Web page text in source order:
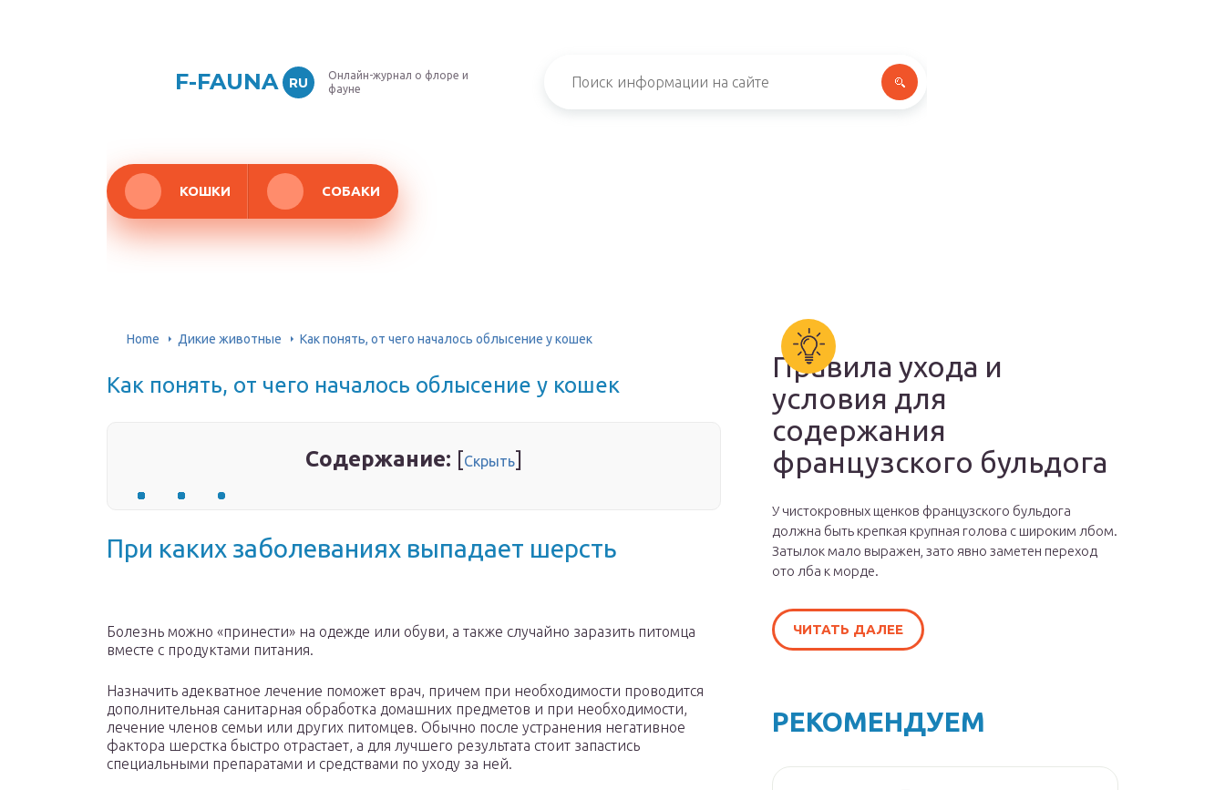
F-FAUNA RU
Онлайн-журнал о флоре и
фауне
КОШКИ СОБАКИ
Home Дикие животные Как понять, от чего началось облысение у кошек
Как понять, от чего началось облысение у кошек
Содержание: [Скрыть]
При каких заболеваниях выпадает шерсть
Болезнь можно «принести» на одежде или обуви, а также случайно заразить питомца
вместе с продуктами питания.
Назначить адекватное лечение поможет врач, причем при необходимости проводится
дополнительная санитарная обработка домашних предметов и при необходимости,
лечение членов семьи или других питомцев. Обычно после устранения негативное
фактора шерстка быстро отрастает, а для лучшего результата стоит запастись
специальными препаратами и средствами по уходу за ней.
Правила ухода и
условия для
содержания
французского бульдога
У чистокровных щенков французского бульдога
должна быть крепкая крупная голова с широким лбом.
Затылок мало выражен, зато явно заметен переход
ото лба к морде.
ЧИТАТЬ ДАЛЕЕ
РЕКОМЕНДУЕМ